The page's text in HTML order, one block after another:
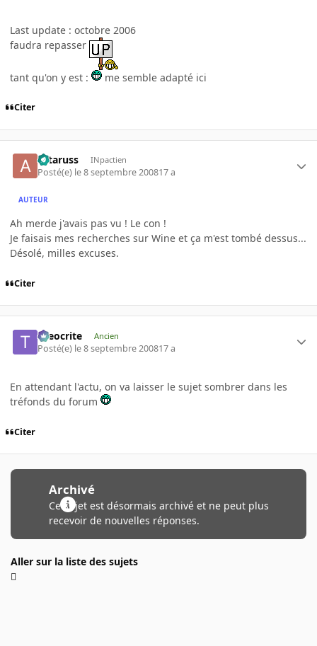
Last update : octobre 2006
faudra repasser
tant qu'on y est : me semble adapté ici
Citer
actaruss INpactien
Posté(e) le 8 septembre 200817 a
AUTEUR
Ah merde j'avais pas vu ! Le con !
Je faisais mes recherches sur Wine et ça m'est tombé dessus...
Désolé, milles excuses.
Citer
theocrite Ancien
Posté(e) le 8 septembre 200817 a
En attendant l'actu, on va laisser le sujet sombrer dans les
tréfonds du forum
Citer
Archivé
Ce sujet est désormais archivé et ne peut plus
recevoir de nouvelles réponses.
Aller sur la liste des sujets